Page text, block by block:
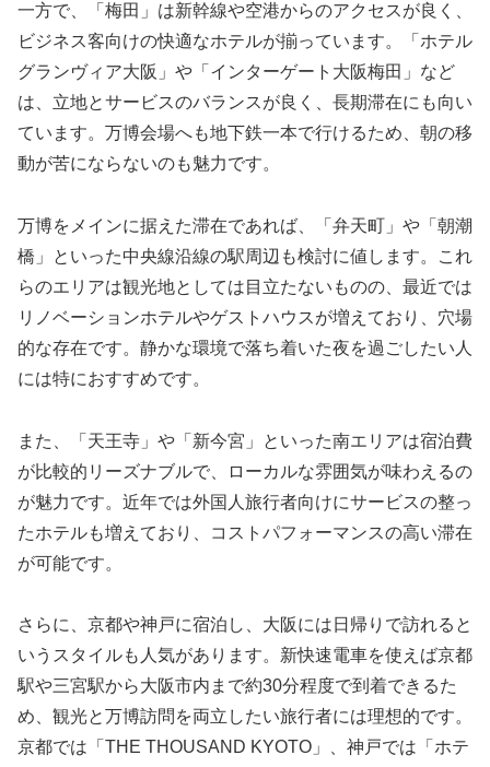
一方で、「梅田」は新幹線や空港からのアクセスが良く、
ビジネス客向けの快適なホテルが揃っています。「ホテル
グランヴィア大阪」や「インターゲート大阪梅田」など
は、立地とサービスのバランスが良く、長期滞在にも向い
ています。万博会場へも地下鉄一本で行けるため、朝の移
動が苦にならないのも魅力です。
万博をメインに据えた滞在であれば、「弁天町」や「朝潮
橋」といった中央線沿線の駅周辺も検討に値します。これ
らのエリアは観光地としては目立たないものの、最近では
リノベーションホテルやゲストハウスが増えており、穴場
的な存在です。静かな環境で落ち着いた夜を過ごしたい人
には特におすすめです。
また、「天王寺」や「新今宮」といった南エリアは宿泊費
が比較的リーズナブルで、ローカルな雰囲気が味わえるの
が魅力です。近年では外国人旅行者向けにサービスの整っ
たホテルも増えており、コストパフォーマンスの高い滞在
が可能です。
さらに、京都や神戸に宿泊し、大阪には日帰りで訪れると
いうスタイルも人気があります。新快速電車を使えば京都
駅や三宮駅から大阪市内まで約30分程度で到着できるた
め、観光と万博訪問を両立したい旅行者には理想的です。
京都では「THE THOUSAND KYOTO」、神戸では「ホテ